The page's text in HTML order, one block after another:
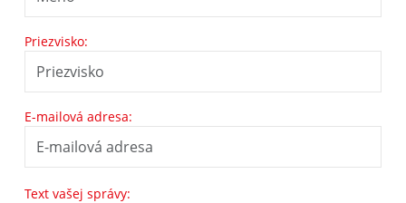
Priezvisko:
E-mailová adresa:
Text vašej správy: